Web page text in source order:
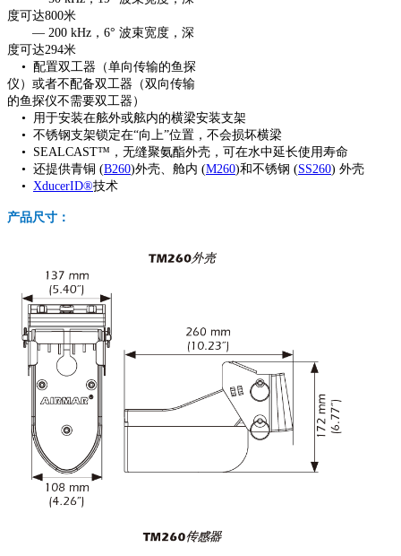
度可达800米
— 200 kHz，6° 波束宽度，深
度可达294米
• 配置双工器（单向传输的鱼探
仪）或者不配备双工器（双向传输
的鱼探仪不需要双工器）
• 用于安装在舷外或舷内的横梁安装支架
• 不锈钢支架锁定在“向上”位置，不会损坏横梁
• SEALCAST™，无缝聚氨酯外壳，可在水中延长使用寿命
• 还提供青铜 (B260)外壳、舱内 (M260)和不锈钢 (SS260) 外壳
• XducerID®技术
产品尺寸：